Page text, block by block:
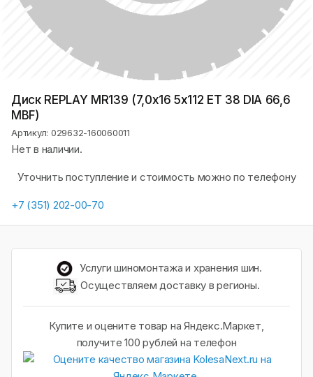
Диск REPLAY MR139 (7,0х16 5x112 ET 38 DIA 66,6
MBF)
Артикул: 029632-160060011
Нет в наличии.
Уточнить поступление и стоимость можно по телефону
+7 (351) 202-00-70
Услуги шиномонтажа и хранения шин.
Осуществляем доставку в регионы.
Купите и оцените товар на Яндекс.Маркет,
получите 100 рублей на телефон